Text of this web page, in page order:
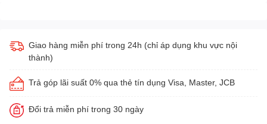
Giao hàng miễn phí trong 24h (chỉ áp dụng khu vực nội
thành)
Trả góp lãi suất 0% qua thẻ tín dụng Visa, Master, JCB
Đổi trả miễn phí trong 30 ngày